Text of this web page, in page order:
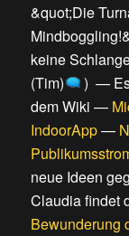
&quot;Die
keine
(Tim)
) —
dem Wiki —
IndoorApp—
neue Ideen
Claudia findet
Bewunderung